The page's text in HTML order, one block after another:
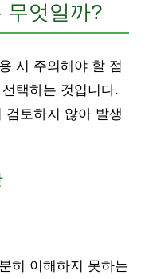
무엇일까?
시 주의해야 할 점
택하는 것입니다.
검토하지 않아 발생
히 이해하지 못하는